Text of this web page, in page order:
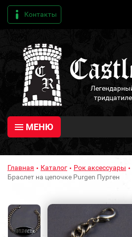
Контакты
МЕНЮ
Главная Каталог Рок аксессуары
Браслет на цепочке Purgen Пурген